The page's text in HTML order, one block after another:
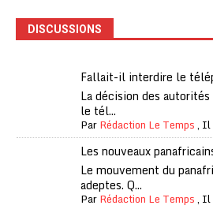
DISCUSSIONS
Fallait-il interdire le
La décision des
le tél...
ParRédaction Le Temps, Il
Les nouveaux
Le mouvement du
adeptes. Q...
ParRédaction Le Temps, Il